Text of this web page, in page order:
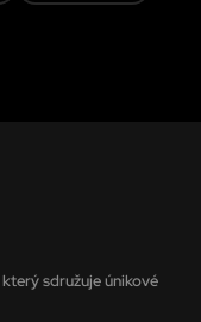
sdružuje únikové